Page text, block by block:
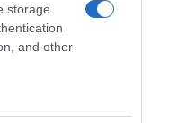
storage
and other